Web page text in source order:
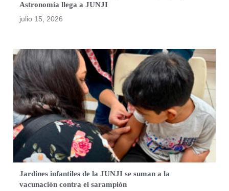
Astronomía llega a JUNJI
julio 15, 2026
Jardines infantiles de la JUNJI se suman a la
vacunación contra el sarampión